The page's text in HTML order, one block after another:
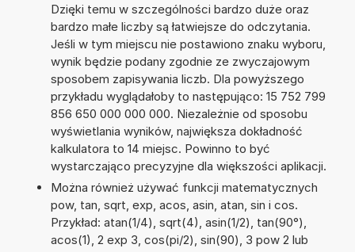
Dzięki temu w szczególności bardzo duże oraz
bardzo małe liczby są łatwiejsze do odczytania.
Jeśli w tym miejscu nie postawiono znaku wyboru,
wynik będzie podany zgodnie ze zwyczajowym
sposobem zapisywania liczb. Dla powyższego
przykładu wyglądałoby to następująco: 15 752 799
856 650 000 000 000. Niezależnie od sposobu
wyświetlania wyników, największa dokładność
kalkulatora to 14 miejsc. Powinno to być
wystarczająco precyzyjne dla większości aplikacji.
Można również używać funkcji matematycznych
pow, tan, sqrt, exp, acos, asin, atan, sin i cos.
Przykład: atan(1/4), sqrt(4), asin(1/2), tan(90°),
acos(1), 2 exp 3, cos(pi/2), sin(90), 3 pow 2 lub